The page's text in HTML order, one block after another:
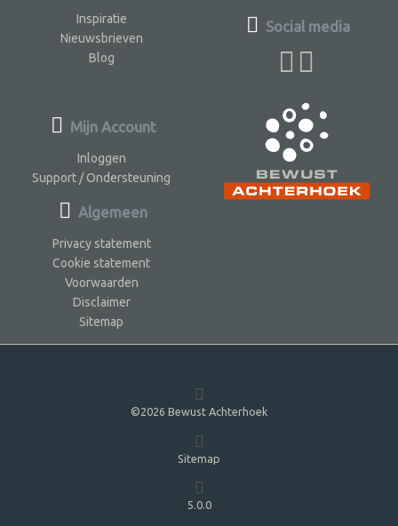
Inspiratie
Nieuwsbrieven
Blog
Social media
Mijn Account
Inloggen
Support / Ondersteuning
Algemeen
Privacy statement
Cookie statement
Voorwaarden
Disclaimer
Sitemap
©2026 Bewust Achterhoek
Sitemap
5.0.0